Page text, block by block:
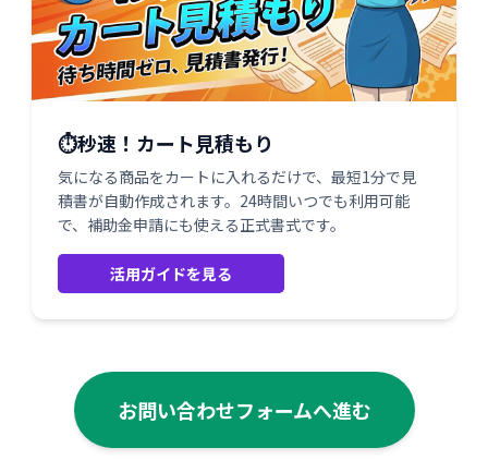
⏱️秒速！カート見積もり
気になる商品をカートに入れるだけで、最短1分で見
積書が自動作成されます。24時間いつでも利用可能
で、補助金申請にも使える正式書式です。
活用ガイドを見る
お問い合わせフォームへ進む